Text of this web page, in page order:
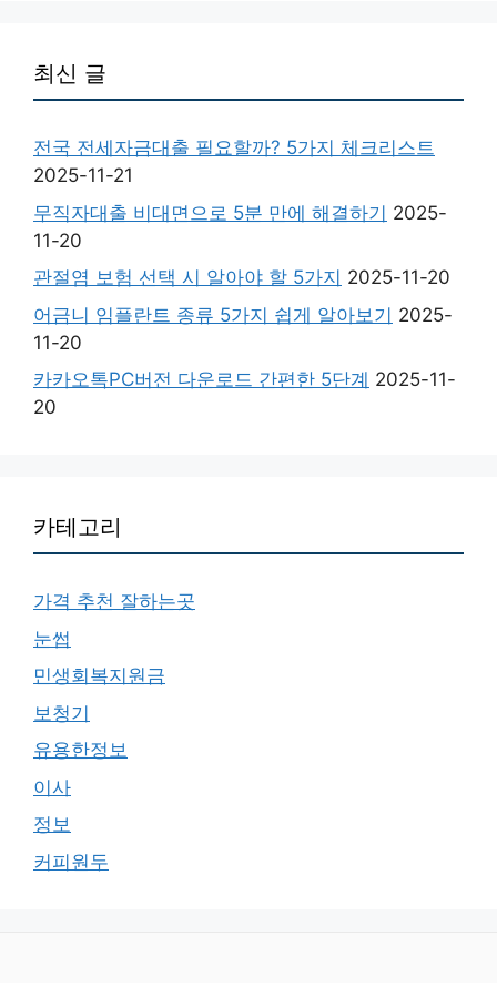
최신 글
전국 전세자금대출 필요할까? 5가지 체크리스트
2025-11-21
무직자대출 비대면으로 5분 만에 해결하기 2025-
11-20
관절염 보험 선택 시 알아야 할 5가지 2025-11-20
어금니 임플란트 종류 5가지 쉽게 알아보기 2025-
11-20
카카오톡PC버전 다운로드 간편한 5단계 2025-11-
20
카테고리
가격 추천 잘하는곳
눈썹
민생회복지원금
보청기
유용한정보
이사
정보
커피원두